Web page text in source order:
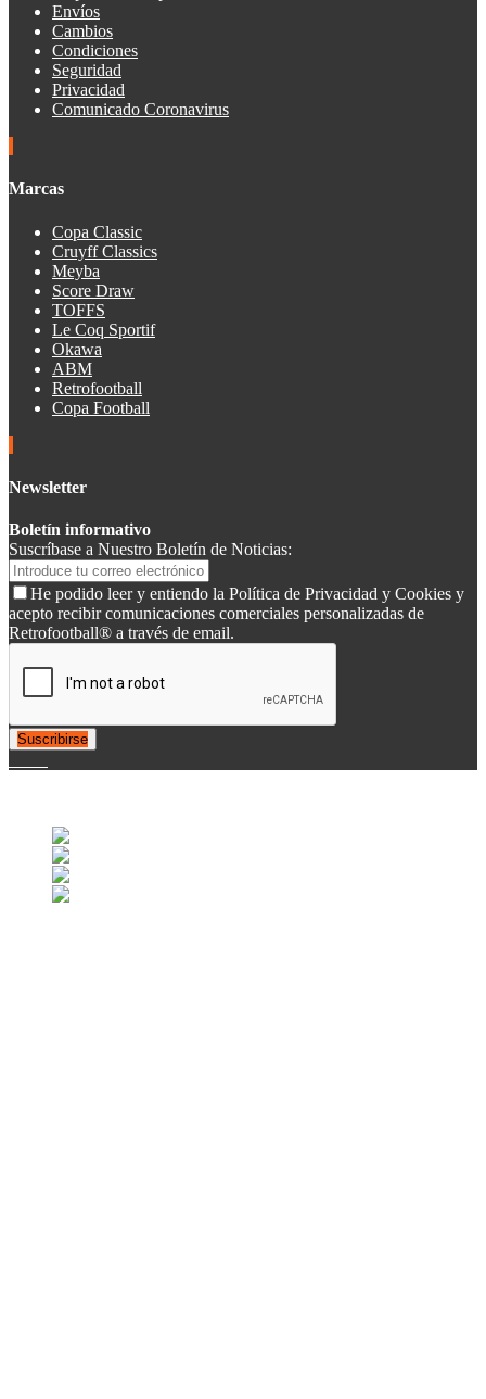
Envíos
Cambios
Condiciones
Seguridad
Privacidad
Comunicado Coronavirus
Marcas
Copa Classic
Cruyff Classics
Meyba
Score Draw
TOFFS
Le Coq Sportif
Okawa
ABM
Retrofootball
Copa Football
Newsletter
Boletín informativo
Suscríbase a Nuestro Boletín de Noticias:
He podido leer y entiendo la Política de Privacidad y Cookies y
acepto recibir comunicaciones comerciales personalizadas de
Retrofootball® a través de email.
Suscribirse